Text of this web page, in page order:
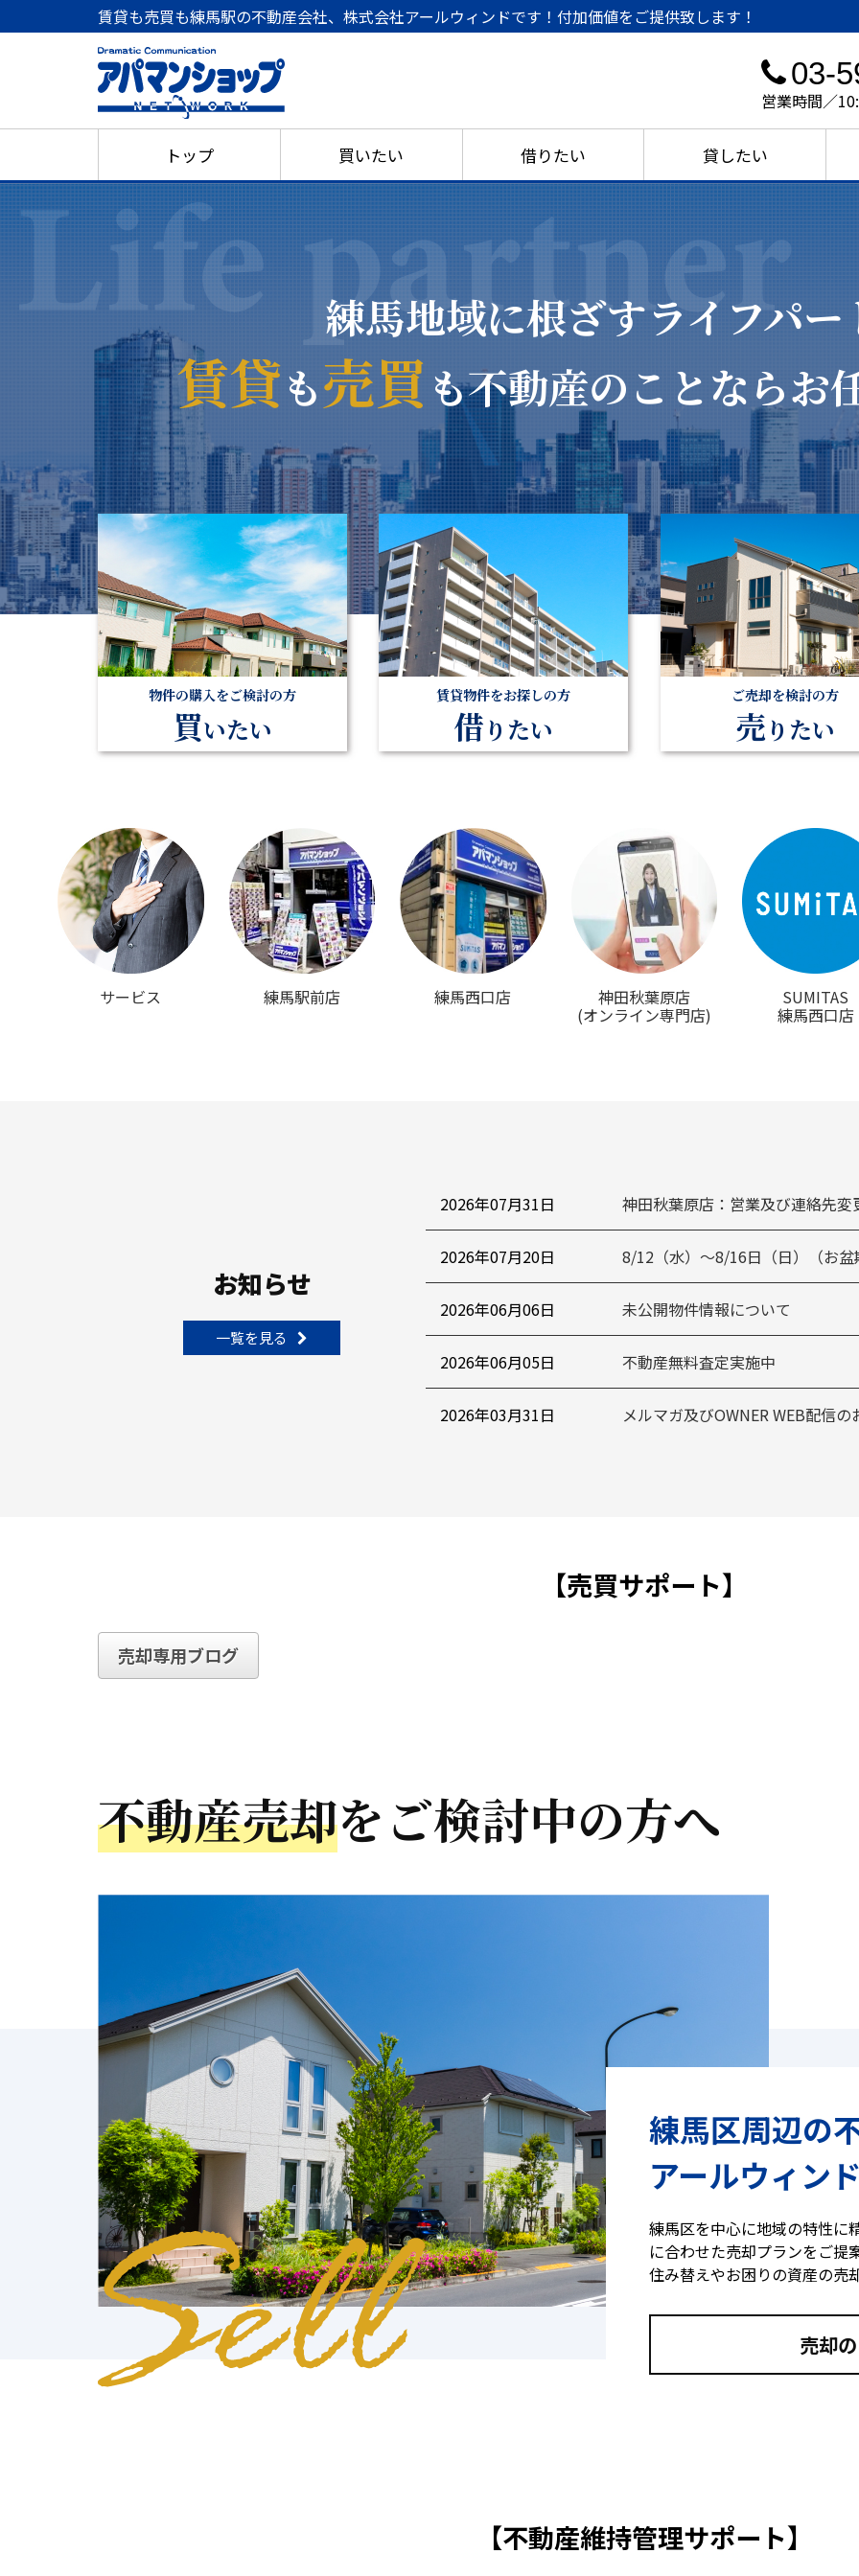
賃貸も売買も練馬駅の不動産会社、株式会社アールウィンドです！付加価値をご提供致します！
03-
営業時間／
トップ 買いたい 借りたい 貸したい
練馬地域に根ざすライフパー
賃貸も売買も不動産のことならお
物件の購入をご検討の方
買いたい
賃貸物件をお探しの方
借 りたい
ご売却を検討の方
売 りたい
サービス 練馬駅前店 練馬西口店 神田秋葉原店
(オンライン専門店)
SUMITAS
練馬西口店
お知らせ
一覧を見る
2026年07月31日 神田秋葉原店：営業及び連絡先変
2026年07月20日 8/12（水）～8/16日（日）（お盆
2026年06月06日 未公開物件情報について
2026年06月05日 不動産無料査定実施中
2026年03月31日 メルマガ及びOWNER WEB配信の
【売買サポート】
売却専用ブログ
不動産売却をご検討中の方へ
練馬区周辺の
アールウィン
練馬区を中心に地域の特性に
に合わせた売却プランをご提
住み替えやお困りの資産の売
売却
【不動産維持管理サポート】